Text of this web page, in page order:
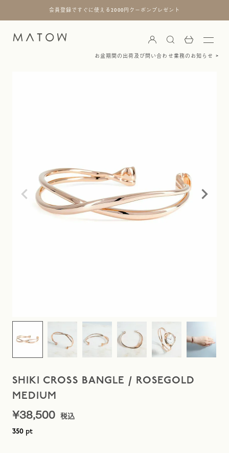
会員登録ですぐに使える2000円クーポンプレゼント
お盆期間の出荷及び問い合わせ業務のお知らせ
SHIKI CROSS BANGLE / ROSEGOLD
MEDIUM
¥38,500
350 pt